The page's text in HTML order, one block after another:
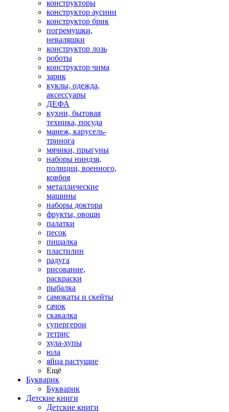
конструкторы
конструктор аусини
конструктор брик
погремушки,
неваляшки
конструктор лозь
роботы
конструктор чима
зарик
куклы, одежда,
аксессуары
ДЕФА
кухни, бытовая
техника, посуда
манеж, карусель-
тринога
мячики, прыгуны
наборы ниндзя,
полиции, военного,
ковбоя
металлические
машины
наборы доктора
фрукты, овощи
палатки
песок
пищалка
пластилин
радуга
рисование,
раскраски
рыбалка
самокаты и скейты
сачок
скакалка
супергерои
тетрис
хула-хупы
юла
яйца растущие
Ещё
Букварик
Букварик
Детские книги
Детские книги